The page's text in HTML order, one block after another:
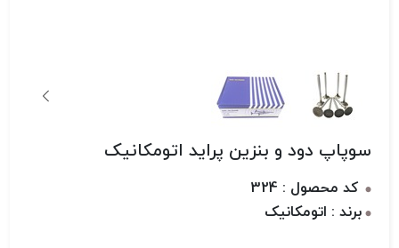
سوپاپ دود و بنزین پراید اتومکانیک
کد محصول : 324
برند : اتومکانیک